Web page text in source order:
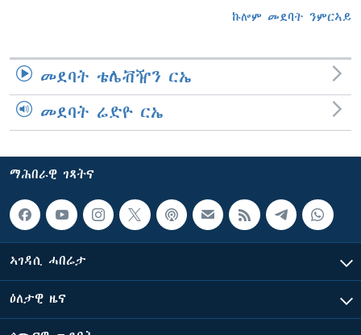
ኩሎም መደባት ንምርኣይ
መደባት ቴሌቭዥን ርኤ
መደባት ሬድዮ ርኤ
ማሕበራዊ ገጻትና
ኣገዳሲ ሓበሬታ
ዕለታዊ ዜና